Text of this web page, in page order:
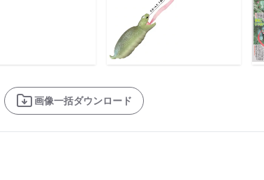
画像一括ダウンロード